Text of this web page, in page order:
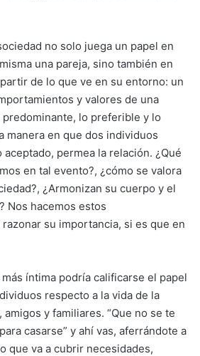
no solo juega un papel en
una pareja, sino también en
de lo que ve en su entorno: un
y valores de una
lo preferible y lo
manera en que dos individuos
permea la relación. ¿Qué
en tal evento?, ¿cómo se valora
¿Armonizan su cuerpo y el
Nos hacemos estos
su importancia, si es que en
íntima podría calificarse el papel
respecto a la vida de la
y familiares. “Que no se te
casarse” y ahí vas, aferrándote a
que va a cubrir necesidades,